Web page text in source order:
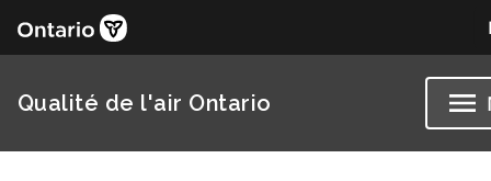
Qualité de l'air Ontario